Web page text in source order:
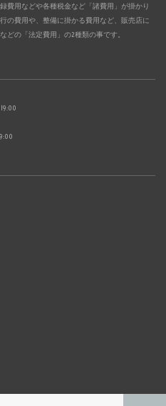
費用などや各種税金など「諸費用」が掛かり
の費用や、整備に掛かる費用など、販売店に
どの「法定費用」の2種類の事です。